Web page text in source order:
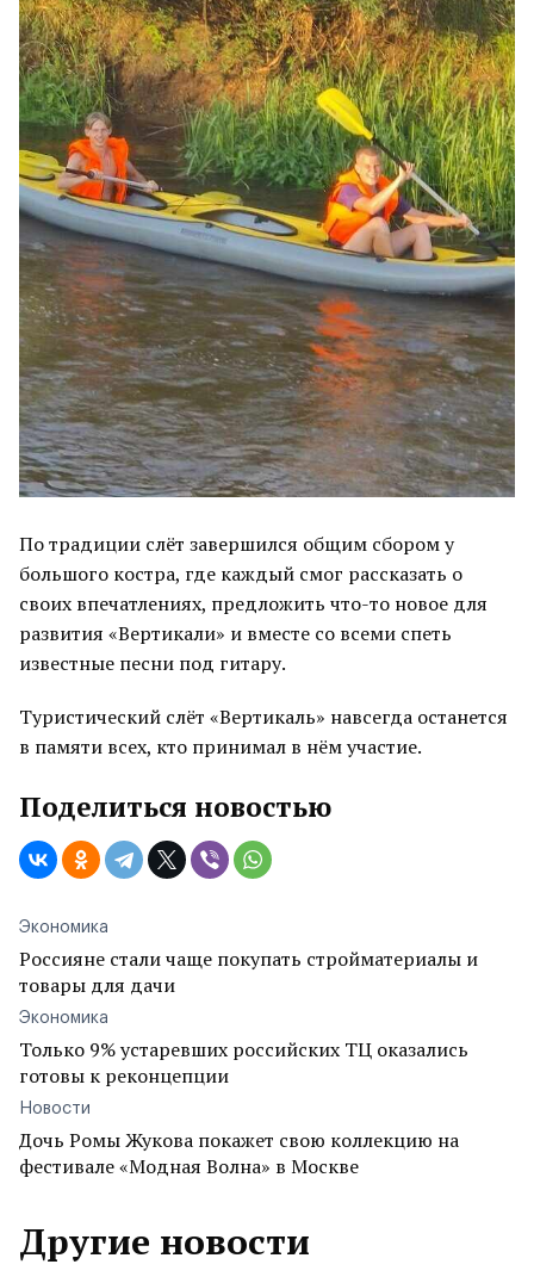
По традиции слёт завершился общим сбором у
большого костра, где каждый смог рассказать о
своих впечатлениях, предложить что-то новое для
развития «Вертикали» и вместе со всеми спеть
известные песни под гитару.
Туристический слёт «Вертикаль» навсегда останется
в памяти всех, кто принимал в нём участие.
Поделиться новостью
Экономика
Россияне стали чаще покупать стройматериалы и
товары для дачи
Экономика
Только 9% устаревших российских ТЦ оказались
готовы к реконцепции
Новости
Дочь Ромы Жукова покажет свою коллекцию на
фестивале «Модная Волна» в Москве
Другие новости